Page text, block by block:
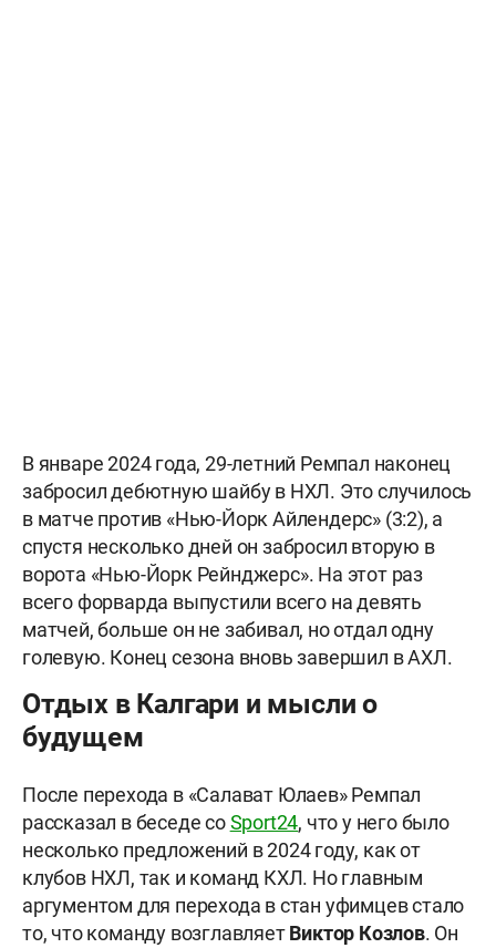
В январе 2024 года, 29-летний Ремпал наконец
забросил дебютную шайбу в НХЛ. Это случилось
в матче против «Нью-Йорк Айлендерс» (3:2), а
спустя несколько дней он забросил вторую в
ворота «Нью-Йорк Рейнджерс». На этот раз
всего форварда выпустили всего на девять
матчей, больше он не забивал, но отдал одну
голевую. Конец сезона вновь завершил в АХЛ.
Отдых в Калгари и мысли о
будущем
После перехода в «Салават Юлаев» Ремпал
рассказал в беседе соSport24, что у него было
несколько предложений в 2024 году, как от
клубов НХЛ, так и команд КХЛ. Но главным
аргументом для перехода в стан уфимцев стало
то, что команду возглавляетВиктор Козлов. Он